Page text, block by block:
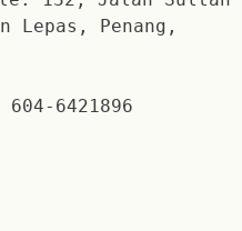
Lepas, Penang,
6421896